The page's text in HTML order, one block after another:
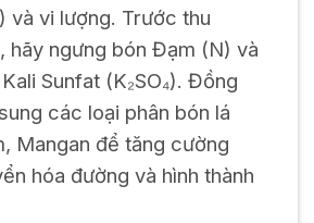
và vi lượng. Trước thu
hãy ngưng bón Đạm (N) và
Sunfat (K₂SO₄). Đồng
các loại phân bón lá
Mangan để tăng cường
hóa đường và hình thành